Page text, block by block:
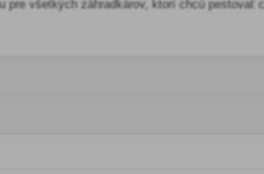
pre všetkých záhradkárov, ktorí chcú